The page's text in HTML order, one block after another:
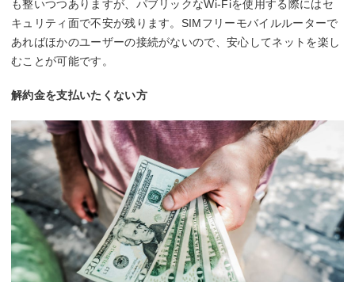
も整いつつありますが、パブリックなWi-Fiを使用する際にはセ
キュリティ面で不安が残ります。SIMフリーモバイルルーターで
あればほかのユーザーの接続がないので、安心してネットを楽し
むことが可能です。
解約金を支払いたくない方